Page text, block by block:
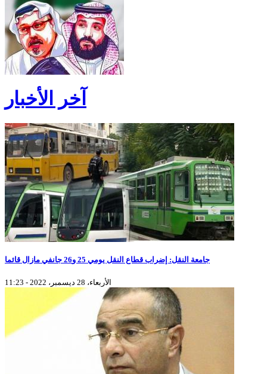
آخر الأخبار
جامعة النقل: إضراب قطاع النقل يومي 25 و26 جانفي مازال قائما
الأربعاء، 28 ديسمبر، 2022 - 11:23